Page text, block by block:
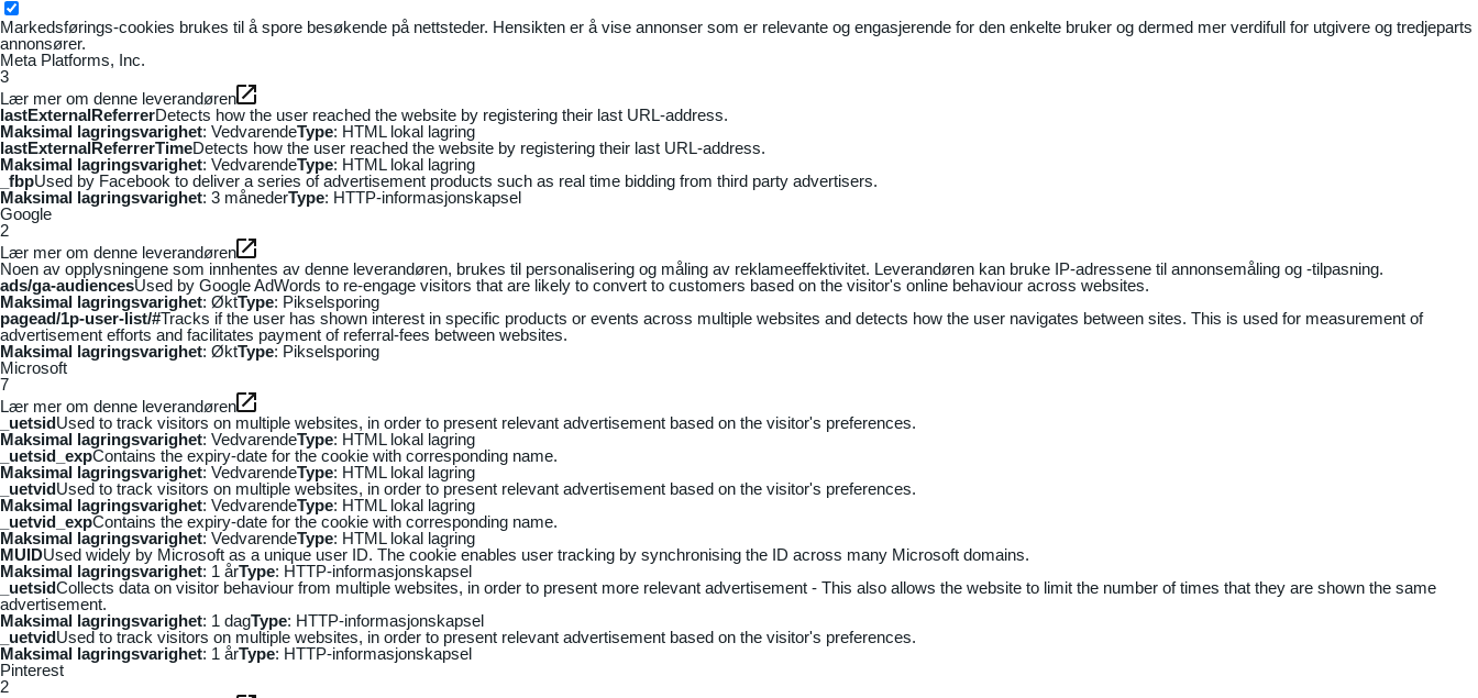
Markedsførings-cookies brukes til å spore besøkende på nettsteder. Hensikten er å vise annonser som er relevante og engasjerende for den enkelte bruker og dermed mer verdifull for utgivere og tredjeparts
annonsører.
Meta Platforms, Inc.
3
Lær mer om denne leverandøren
lastExternalReferrerDetects how the user reached the website by registering their last URL-address.
Maksimal lagringsvarighet: VedvarendeType: HTML lokal lagring
lastExternalReferrerTimeDetects how the user reached the website by registering their last URL-address.
Maksimal lagringsvarighet: VedvarendeType: HTML lokal lagring
_fbpUsed by Facebook to deliver a series of advertisement products such as real time bidding from third party advertisers.
Maksimal lagringsvarighet: 3 månederType: HTTP-informasjonskapsel
Google
2
Lær mer om denne leverandøren
Noen av opplysningene som innhentes av denne leverandøren, brukes til personalisering og måling av reklameeffektivitet. Leverandøren kan bruke IP-adressene til annonsemåling og -tilpasning.
ads/ga-audiencesUsed by Google AdWords to re-engage visitors that are likely to convert to customers based on the visitor's online behaviour across websites.
Maksimal lagringsvarighet: ØktType: Pikselsporing
pagead/1p-user-list/#Tracks if the user has shown interest in specific products or events across multiple websites and detects how the user navigates between sites. This is used for measurement of
advertisement efforts and facilitates payment of referral-fees between websites.
Maksimal lagringsvarighet: ØktType: Pikselsporing
Microsoft
7
Lær mer om denne leverandøren
_uetsidUsed to track visitors on multiple websites, in order to present relevant advertisement based on the visitor's preferences.
Maksimal lagringsvarighet: VedvarendeType: HTML lokal lagring
_uetsid_expContains the expiry-date for the cookie with corresponding name.
Maksimal lagringsvarighet: VedvarendeType: HTML lokal lagring
_uetvidUsed to track visitors on multiple websites, in order to present relevant advertisement based on the visitor's preferences.
Maksimal lagringsvarighet: VedvarendeType: HTML lokal lagring
_uetvid_expContains the expiry-date for the cookie with corresponding name.
Maksimal lagringsvarighet: VedvarendeType: HTML lokal lagring
MUIDUsed widely by Microsoft as a unique user ID. The cookie enables user tracking by synchronising the ID across many Microsoft domains.
Maksimal lagringsvarighet: 1 årType: HTTP-informasjonskapsel
_uetsidCollects data on visitor behaviour from multiple websites, in order to present more relevant advertisement - This also allows the website to limit the number of times that they are shown the same
advertisement.
Maksimal lagringsvarighet: 1 dagType: HTTP-informasjonskapsel
_uetvidUsed to track visitors on multiple websites, in order to present relevant advertisement based on the visitor's preferences.
Maksimal lagringsvarighet: 1 årType: HTTP-informasjonskapsel
Pinterest
2